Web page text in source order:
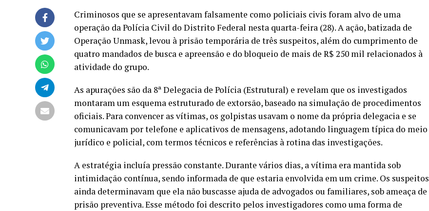
Criminosos que se apresentavam falsamente como policiais civis foram alvo de uma
operação da Polícia Civil do Distrito Federal nesta quarta-feira (28). A ação, batizada de
Operação Unmask, levou à prisão temporária de três suspeitos, além do cumprimento de
quatro mandados de busca e apreensão e do bloqueio de mais de R$ 250 mil relacionados à
atividade do grupo.
As apurações são da 8ª Delegacia de Polícia (Estrutural) e revelam que os investigados
montaram um esquema estruturado de extorsão, baseado na simulação de procedimentos
oficiais. Para convencer as vítimas, os golpistas usavam o nome da própria delegacia e se
comunicavam por telefone e aplicativos de mensagens, adotando linguagem típica do meio
jurídico e policial, com termos técnicos e referências à rotina das investigações.
A estratégia incluía pressão constante. Durante vários dias, a vítima era mantida sob
intimidação contínua, sendo informada de que estaria envolvida em um crime. Os suspeitos
ainda determinavam que ela não buscasse ajuda de advogados ou familiares, sob ameaça de
prisão preventiva. Esse método foi descrito pelos investigadores como uma forma de